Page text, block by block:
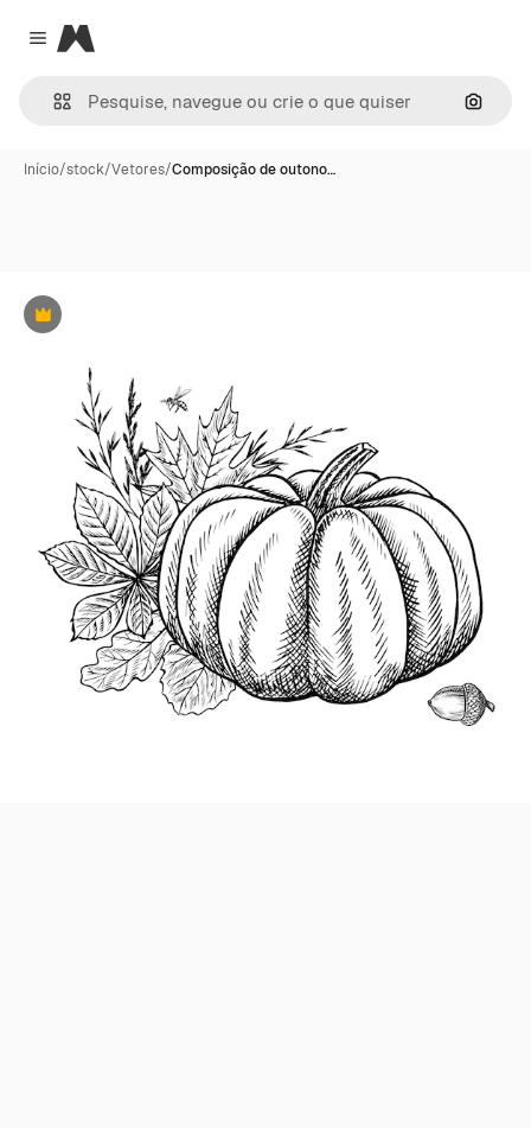
Close menu
Magnific
Início/stock/Vetores/Composição de outono…
Premium